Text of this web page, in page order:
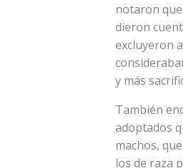
notaron
dieron
excluyeron
y más
También
adoptados
machos,
los de raza